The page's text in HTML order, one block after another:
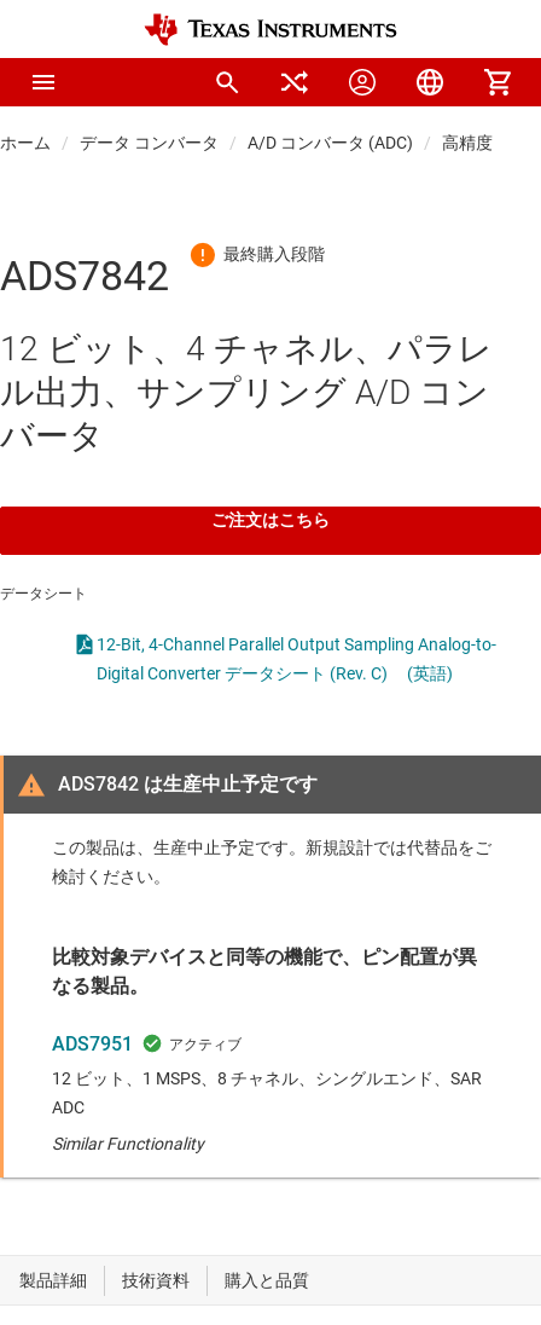
ホーム データ コンバータ A/D コンバータ (ADC) 高精度 ADC
ADS7842
12 ビット、4 チャネル、パラレ
ル出力、サンプリング A/D コン
バータ
ご注文はこちら
データシート
12-Bit, 4-Channel Parallel Output Sampling Analog-to-
Digital Converter データシート (Rev. C)
(英語)
ADS7842 は生産中止予定です
この製品は、生産中止予定です。新規設計では代替品をご
検討ください。
比較対象デバイスと同等の機能で、ピン配置が異
なる製品。
ADS7951
12 ビット、1 MSPS、8 チャネル、シングルエンド、SAR
ADC
Similar Functionality